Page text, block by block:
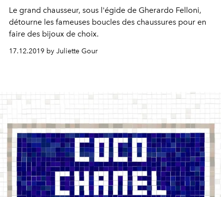
Le grand chausseur, sous l'égide de Gherardo Felloni,
détourne les fameuses boucles des chaussures pour en
faire des bijoux de choix.
17.12.2019 by Juliette Gour